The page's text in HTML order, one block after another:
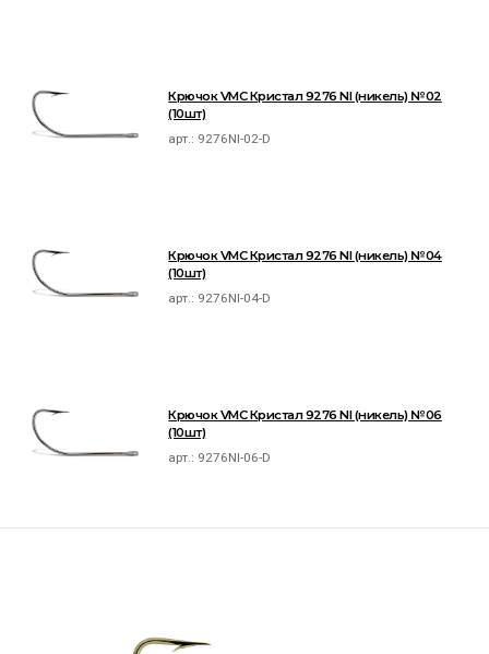
Крючок VMC Кристал 9276 NI (никель) №02
(10шт)
арт.: 9276NI-02-D
Крючок VMC Кристал 9276 NI (никель) №04
(10шт)
арт.: 9276NI-04-D
Крючок VMC Кристал 9276 NI (никель) №06
(10шт)
арт.: 9276NI-06-D